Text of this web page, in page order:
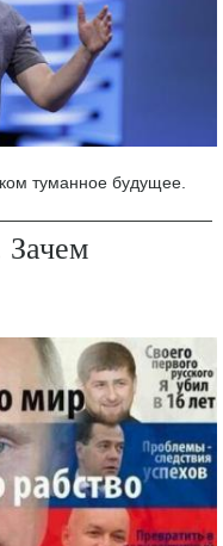
туманное будущее.
Зачем